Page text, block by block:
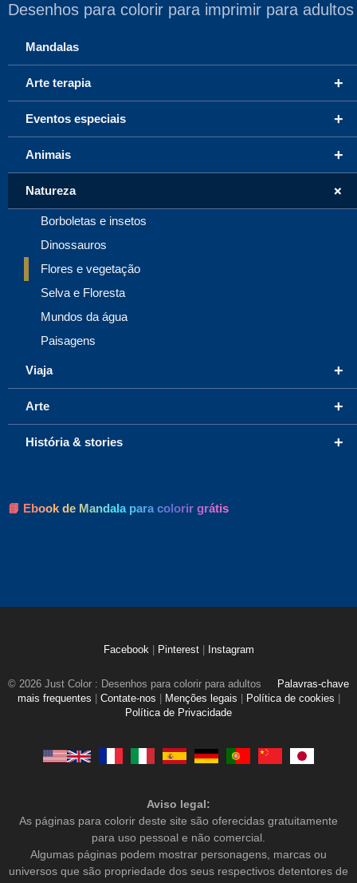
Desenhos para colorir para imprimir para adultos
Mandalas
+
Arte terapia
+
Eventos especiais
+
Animais
+
Natureza
Borboletas e insetos
Dinossauros
Flores e vegetação
Selva e Floresta
Mundos da água
Paisagens
+
Viaja
+
Arte
+
História & stories
📘 Ebook de Mandala para colorir grátis
Facebook Pinterest Instagram
© 2026 Just Color : Desenhos para colorir para adultos
Palavras-chave
mais frequentes
Contate-nos Menções legais Política de cookies
Política de Privacidade
Aviso legal:
As páginas para colorir deste site são oferecidas gratuitamente
para uso pessoal e não comercial.
Algumas páginas podem mostrar personagens, marcas ou
universos que são propriedade dos seus respectivos detentores de